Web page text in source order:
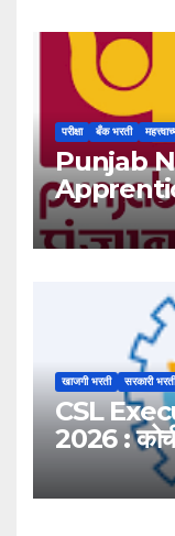
परीक्षा बँक भरती
Punjab
खाजगी भरती सरकारी भरती
CSL
2026 :